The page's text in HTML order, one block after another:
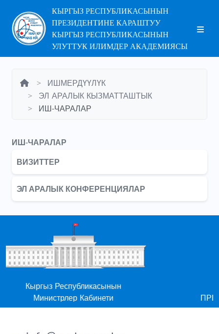
КЫРГЫЗ РЕСПУБЛИКАСЫНЫН
ПРЕЗИДЕНТИНЕ КАРАШТУУ
КЫРГЫЗ РЕСПУБЛИКАСЫНЫН
УЛУТТУК ИЛИМДЕР АКАДЕМИЯСЫ
ИШМЕРДҮҮЛҮК
ЭЛ АРАЛЫК КЫЗМАТТАШТЫК
ИШ-ЧАРАЛАР
ИШ-ЧАРАЛАР
ВИЗИТТЕР
ЭЛ АРАЛЫК КОНФЕРЕНЦИЯЛАР
Республикасынын
Министрлер Кабинети